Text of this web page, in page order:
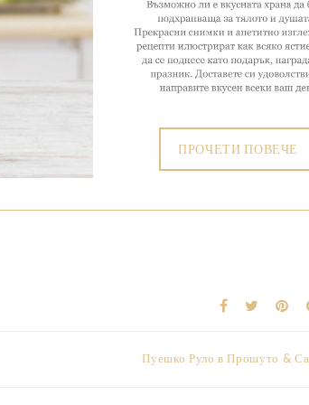
ПРОЧЕТИ ПОВЕЧЕ
Пуешко Руло в Прошуто &